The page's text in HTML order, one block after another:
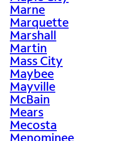
Marne
Marquette
Marshall
Martin
Mass City
Maybee
Mayville
McBain
Mears
Mecosta
Menominee